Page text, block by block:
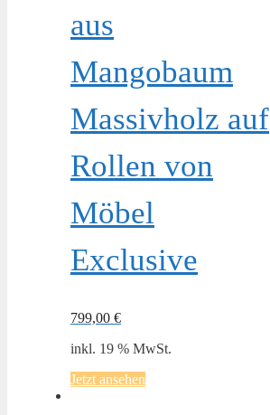
aus
Mangobaum
Massivholz auf
Rollen von
Möbel
Exclusive
799,00 €
inkl. 19 % MwSt.
Jetzt ansehen